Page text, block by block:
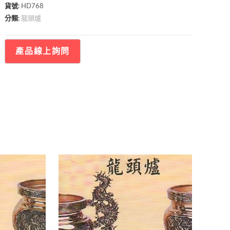
貨號: HD768
分類:龍頭爐